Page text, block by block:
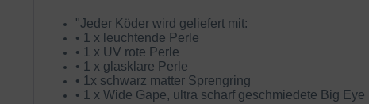
"Jeder Köder wird geliefert mit:
• 1 x leuchtende Perle
• 1 x UV rote Perle
• 1 x glasklare Perle
• 1x schwarz matter Sprengring
• 1 x Wide Gape, ultra scharf geschmiedete Big